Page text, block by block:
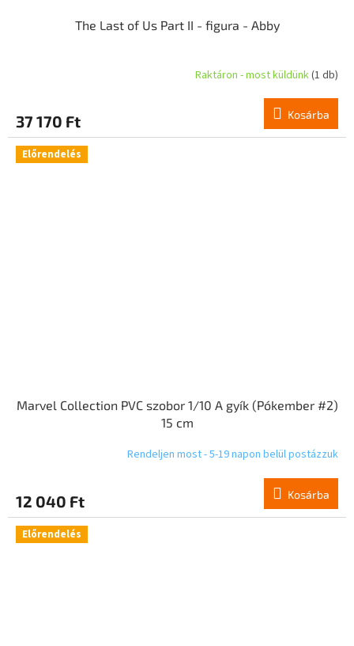
The Last of Us Part II - figura - Abby
Raktáron - most küldünk(1 db)
37 170 Ft Kosárba
Előrendelés
Marvel Collection PVC szobor 1/10 A gyík (Pókember #2)
15 cm
Rendeljen most - 5-19 napon belül postázzuk
12 040 Ft Kosárba
Előrendelés